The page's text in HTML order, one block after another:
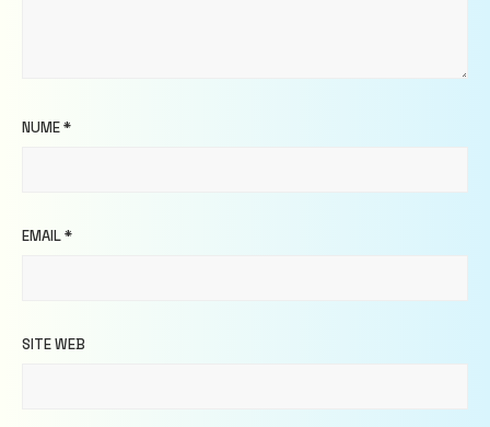
NUME*
EMAIL*
SITE WEB